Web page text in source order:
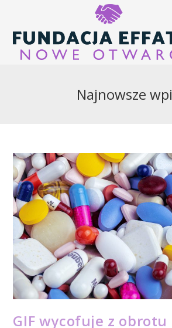
content
Najnowsze
GIF wycofuje z